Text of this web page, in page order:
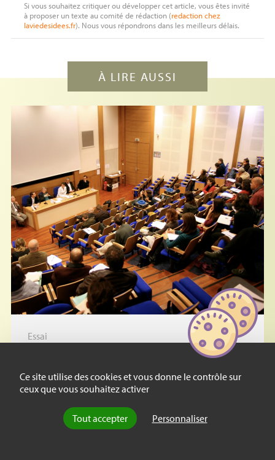
Ce site utilise des cookies et vous donne le contrôle sur
ceux que vous souhaitez activer
Tout accepter Personnaliser
Si vous souhaitez critiquer ou développer cet article, vous êtes invité
à proposer un texte au comité de rédaction (redactionchez
laviedesidees.fr). Nous vous répondrons dans les meilleurs délais.
À LIRE AUSSI
Essai
Le localisme dans le monde
académique : un essai
d’évaluation
Le localisme universitaire : éthique de la
fidélité ou clientélisme pervers ? Pour cerner